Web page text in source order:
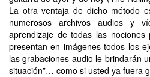
La otra ventaja de dicho método
numerosos archivos audios y
aprendizaje de todas las
presentan en imágenes todos los
las grabaciones audio le brindarán
situación”… como si usted ya fuera